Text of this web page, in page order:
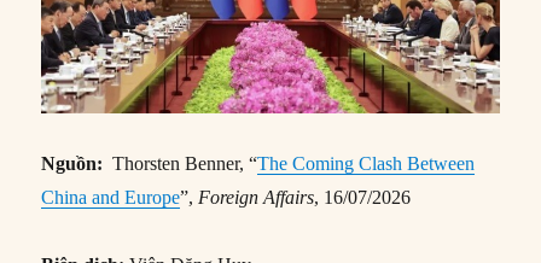
Nguồn: Thorsten Benner, “The Coming Clash Between
China and Europe”, Foreign Affairs, 16/07/2026